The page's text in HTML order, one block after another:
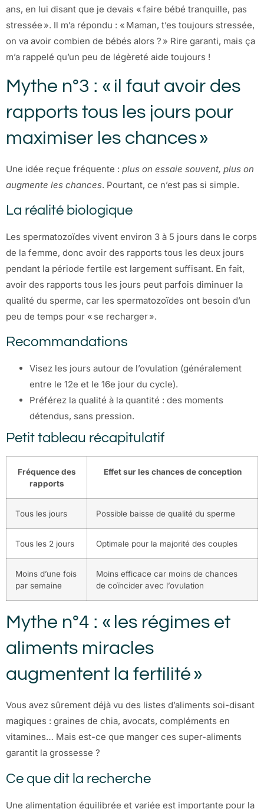
ans, en lui disant que je devais « faire bébé tranquille, pas
stressée ». Il m’a répondu : « Maman, t’es toujours stressée,
on va avoir combien de bébés alors ? » Rire garanti, mais ça
m’a rappelé qu’un peu de légèreté aide toujours !
Mythe n°3 : « il faut avoir des
rapports tous les jours pour
maximiser les chances »
Une idée reçue fréquente : plus on essaie souvent, plus on
augmente les chances. Pourtant, ce n’est pas si simple.
La réalité biologique
Les spermatozoïdes vivent environ 3 à 5 jours dans le corps
de la femme, donc avoir des rapports tous les deux jours
pendant la période fertile est largement suffisant. En fait,
avoir des rapports tous les jours peut parfois diminuer la
qualité du sperme, car les spermatozoïdes ont besoin d’un
peu de temps pour « se recharger ».
Recommandations
Visez les jours autour de l’ovulation (généralement
entre le 12e et le 16e jour du cycle).
Préférez la qualité à la quantité : des moments
détendus, sans pression.
Petit tableau récapitulatif
Fréquence des
rapports
Effet sur les chances de conception
Tous les jours Possible baisse de qualité du sperme
Tous les 2 jours Optimale pour la majorité des couples
Moins d’une fois
par semaine
Moins efficace car moins de chances
de coïncider avec l’ovulation
Mythe n°4 : « les régimes et
aliments miracles
augmentent la fertilité »
Vous avez sûrement déjà vu des listes d’aliments soi-disant
magiques : graines de chia, avocats, compléments en
vitamines… Mais est-ce que manger ces super-aliments
garantit la grossesse ?
Ce que dit la recherche
Une alimentation équilibrée et variée est importante pour la